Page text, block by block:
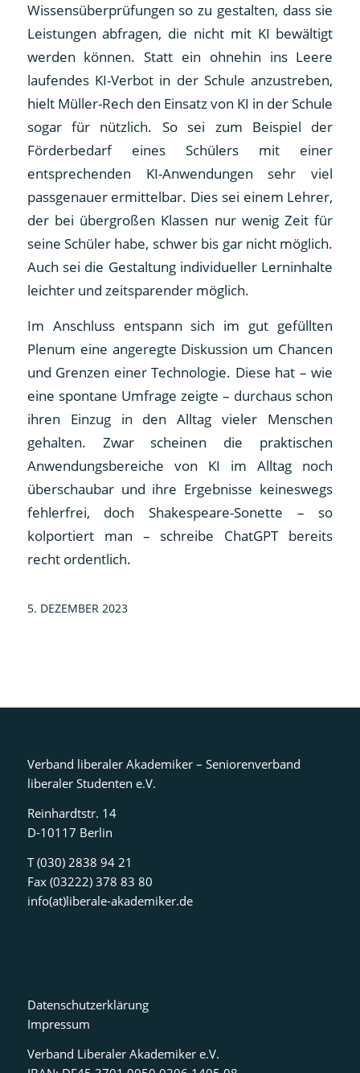
Wissensüberprüfungen so zu gestalten, dass sie
Leistungen abfragen, die nicht mit KI bewältigt
werden können. Statt ein ohnehin ins Leere
laufendes KI-Verbot in der Schule anzustreben,
hielt Müller-Rech den Einsatz von KI in der Schule
sogar für nützlich. So sei zum Beispiel der
Förderbedarf eines Schülers mit einer
entsprechenden KI-Anwendungen sehr viel
passgenauer ermittelbar. Dies sei einem Lehrer,
der bei übergroßen Klassen nur wenig Zeit für
seine Schüler habe, schwer bis gar nicht möglich.
Auch sei die Gestaltung individueller Lerninhalte
leichter und zeitsparender möglich.
Im Anschluss entspann sich im gut gefüllten
Plenum eine angeregte Diskussion um Chancen
und Grenzen einer Technologie. Diese hat – wie
eine spontane Umfrage zeigte – durchaus schon
ihren Einzug in den Alltag vieler Menschen
gehalten. Zwar scheinen die praktischen
Anwendungsbereiche von KI im Alltag noch
überschaubar und ihre Ergebnisse keineswegs
fehlerfrei, doch Shakespeare-Sonette – so
kolportiert man – schreibe ChatGPT bereits
recht ordentlich.
5. DEZEMBER 2023
Verband liberaler Akademiker – Seniorenverband
liberaler Studenten e.V.
Reinhardtstr. 14
D-10117 Berlin
T (030) 2838 94 21
Fax (03222) 378 83 80
info(at)liberale-akademiker.de
Datenschutzerklärung
Impressum
Verband Liberaler Akademiker e.V.